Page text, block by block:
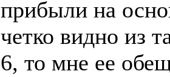
прибыли на
четко видно из
6, то мне ее